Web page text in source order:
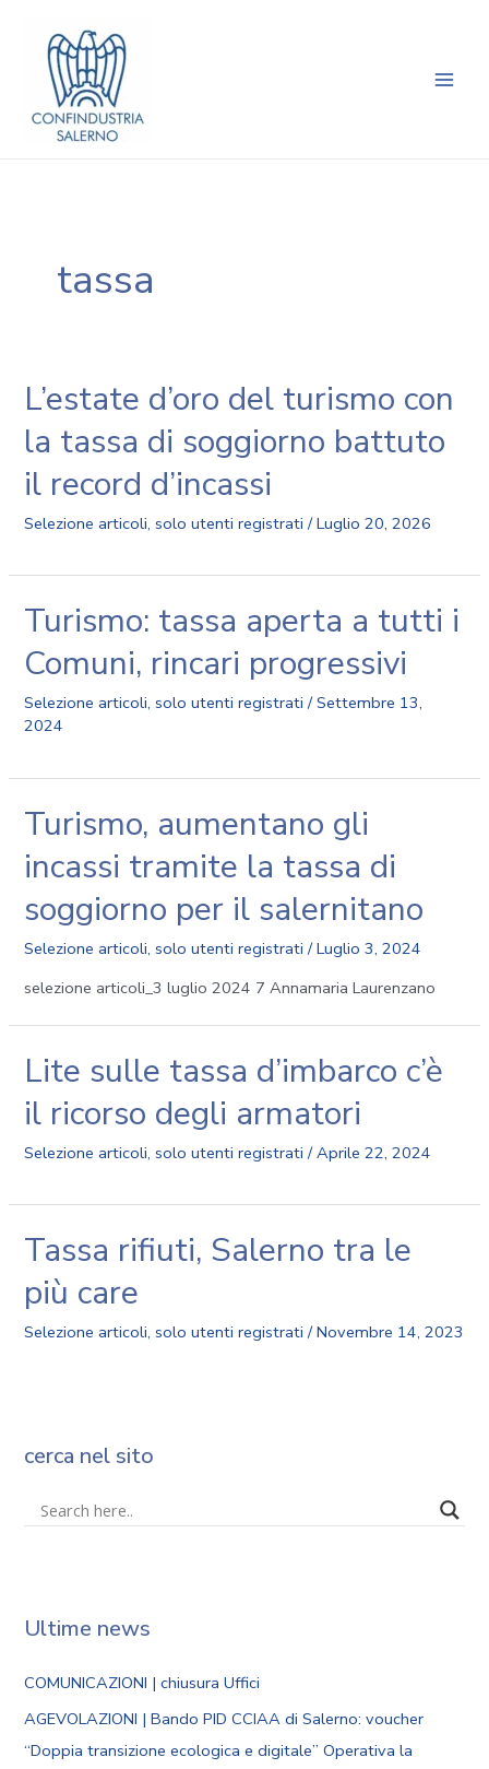
contenuto
tassa
L’estate d’oro del turismo con
la tassa di soggiorno battuto
il record d’incassi
Selezione articoli,solo utenti registrati /Luglio 20, 2026
Turismo: tassa aperta a tutti i
Comuni, rincari progressivi
Selezione articoli,solo utenti registrati /Settembre 13,
2024
Turismo, aumentano gli
incassi tramite la tassa di
soggiorno per il salernitano
Selezione articoli,solo utenti registrati /Luglio 3, 2024
selezione articoli_3 luglio 2024 7 Annamaria Laurenzano
Lite sulle tassa d’imbarco c’è
il ricorso degli armatori
Selezione articoli,solo utenti registrati /Aprile 22, 2024
Tassa rifiuti, Salerno tra le
più care
Selezione articoli,solo utenti registrati /Novembre 14, 2023
cerca nel sito
Ultime news
COMUNICAZIONI | chiusura Uffici
AGEVOLAZIONI | Bando PID CCIAA di Salerno: voucher
“Doppia transizione ecologica e digitale” Operativa la